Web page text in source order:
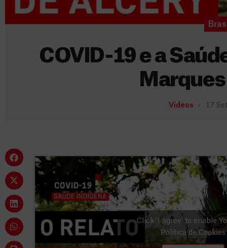
COVID-19 e a
Vídeos 17
Click 'I agree' to enable
Política de Cookies